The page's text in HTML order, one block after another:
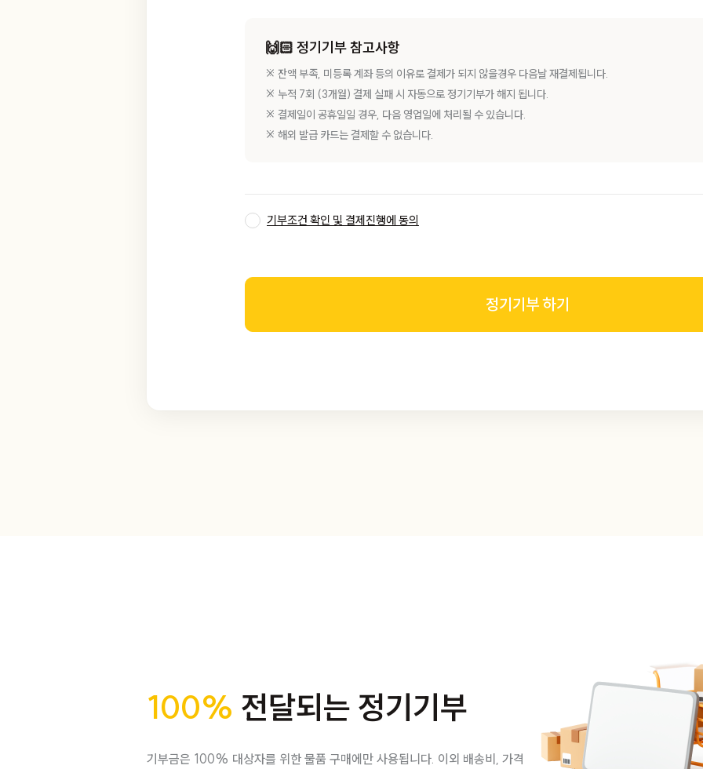
🙌🏻 정기기부 참고사항
※ 잔액 부족, 미등록 계좌 등의 이유로 결제가 되지 않을경우 다음날 재결제됩니다.
※ 누적 7회 (3개월) 결제 실패 시 자동으로 정기기부가 해지 됩니다.
※ 결제일이 공휴일일 경우, 다음 영업일에 처리될 수 있습니다.
※ 해외 발급 카드는 결제할 수 없습니다.
기부조건 확인 및 결제진행에 동의
정기기부 하기
100% 전달되는 정기기부
기부금은 100% 대상자를 위한 물품 구매에만 사용됩니다. 이외 배송비, 가격